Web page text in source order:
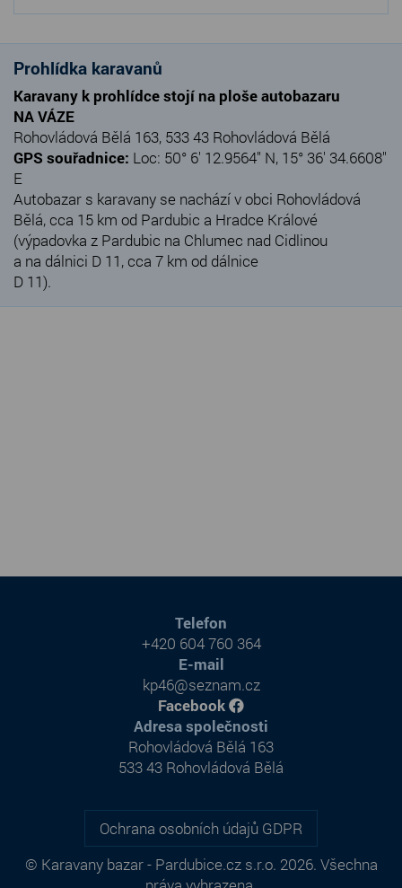
Prohlídka karavanů
Karavany k prohlídce stojí na ploše autobazaru
NA VÁZE
Rohovládová Bělá 163, 533 43 Rohovládová Bělá
GPS souřadnice: Loc: 50° 6' 12.9564" N, 15° 36' 34.6608"
E
Autobazar s karavany se nachází v obci Rohovládová
Bělá, cca 15 km od Pardubic a Hradce Králové
(výpadovka z Pardubic na Chlumec nad Cidlinou
a na dálnici D 11, cca 7 km od dálnice
D 11).
Ochrana osobních údajů GDPR
© Karavany bazar - Pardubice.cz s.r.o. 2026. Všechna
Adresa společnosti
Rohovládová Bělá 163
533 43 Rohovládová Bělá
Telefon
+420 604 760 364
E-mail
kp46@seznam.cz
Facebook